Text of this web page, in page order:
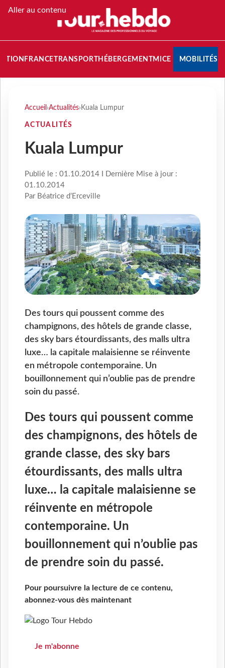
Aller au contenu
FRANCETRANSPORT HÉBERGEMENTMICE MOBILITÉS
Accueil ›Actualités› Kuala Lumpur
ACTUALITÉS
Kuala Lumpur
Publié le : 01.10.2014 I Dernière Mise à jour :
01.10.2014
Par Béatrice d’Erceville
Des tours qui poussent comme des
champignons, des hôtels de grande classe,
des sky bars étourdissants, des malls ultra
luxe… la capitale malaisienne se réinvente
en métropole contemporaine. Un
bouillonnement qui n’oublie pas de prendre
soin du passé.
Des tours qui poussent comme
des champignons, des hôtels de
grande classe, des sky bars
étourdissants, des malls ultra
luxe… la capitale malaisienne se
réinvente en métropole
contemporaine. Un
bouillonnement qui n’oublie pas
de prendre soin du passé.
Pour poursuivre la lecture de ce contenu,
abonnez-vous dès maintenant
Je m'abonne